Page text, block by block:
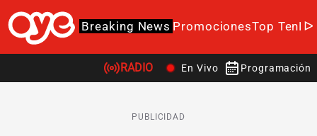
Breaking News PromocionesTop TenK-
RADIO En Vivo Programación
PUBLICIDAD